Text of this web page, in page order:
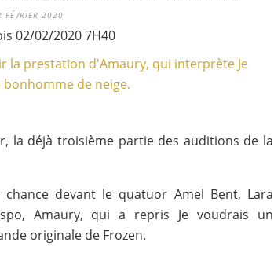
FÉVRIER 2020
02/02/2020 7H40
la déjà troisième partie des auditions de la
devant le quatuor Amel Bent, Lara
Amaury, qui a repris Je voudrais un
originale de Frozen.